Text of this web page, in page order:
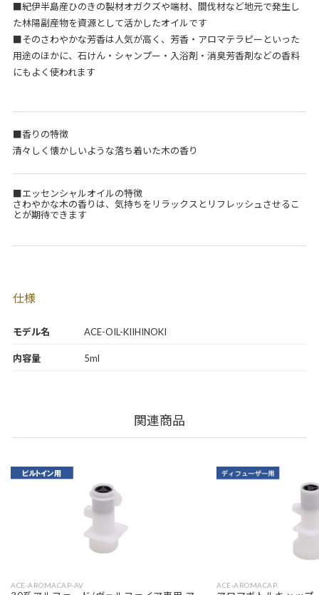
モデル名 ACE-OIL-KIIHINOKI
■紀伊半島産ひのきの製材オガクズや端材、間伐材など地元で発生し
た林陽副産物を資源として活かしたオイルです
■そのさわやかな芳香は人気が高く、芳香・アロマテラピーといった
用途のほかに、石けん・シャンプー・入浴剤・消臭芳香剤などの香料
にもよく使われます
■香りの特徴
清々しく懐かしいような落ち着いた木の香り
■エッセンシャルオイルの特徴
さわやかな木の香りは、気持ちをリラックスとリフレッシュさせるこ
とが期待できます
仕様
内容量 5ml
関連商品
ACE-AROMACAP-AV ACE-AROMACAP